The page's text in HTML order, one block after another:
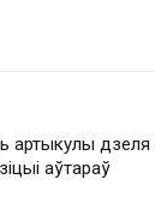
артыкулы дзеля
аўтараў